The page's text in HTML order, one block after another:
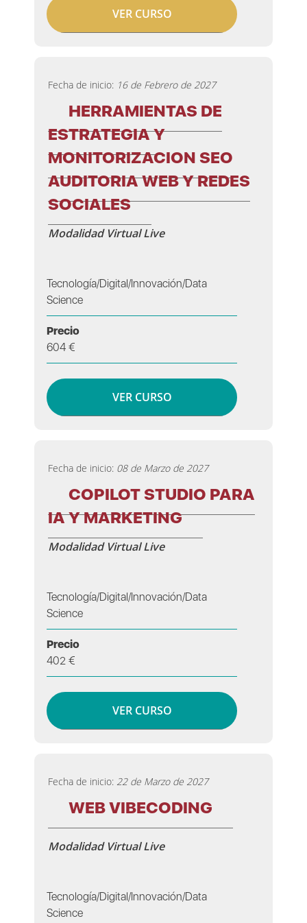
VER CURSO
Fecha de inicio: 16 de Febrero de 2027
HERRAMIENTAS DE
ESTRATEGIA Y
MONITORIZACION SEO
AUDITORIA WEB Y REDES
SOCIALES
Modalidad Virtual Live
Tecnología/Digital/Innovación/Data
Science
Precio
604 €
VER CURSO
Fecha de inicio: 08 de Marzo de 2027
COPILOT STUDIO PARA
IA Y MARKETING
Modalidad Virtual Live
Tecnología/Digital/Innovación/Data
Science
Precio
402 €
VER CURSO
Fecha de inicio: 22 de Marzo de 2027
WEB VIBECODING
Modalidad Virtual Live
Tecnología/Digital/Innovación/Data
Science